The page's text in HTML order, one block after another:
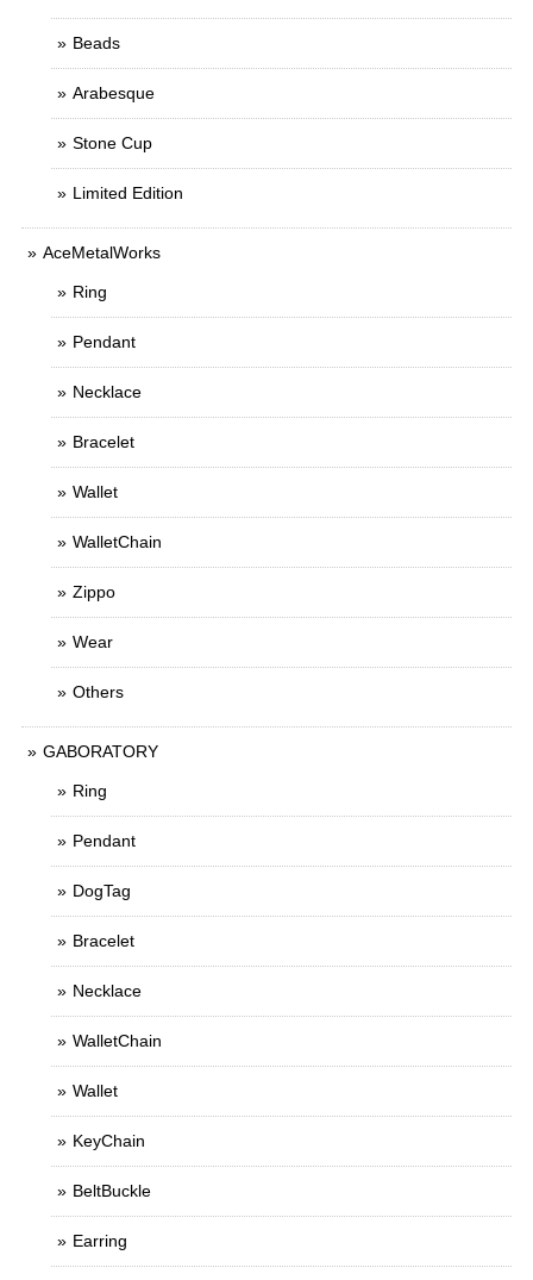
Beads
Arabesque
Stone Cup
Limited Edition
AceMetalWorks
Ring
Pendant
Necklace
Bracelet
Wallet
WalletChain
Zippo
Wear
Others
GABORATORY
Ring
Pendant
DogTag
Bracelet
Necklace
WalletChain
Wallet
KeyChain
BeltBuckle
Earring